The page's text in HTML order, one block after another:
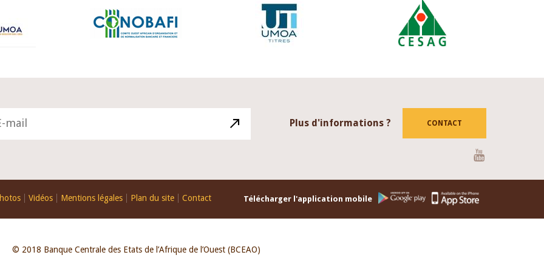
Plus d'informations ? CONTACT
Vidéos Mentions légales Plan du site Contact Télécharger l'application mobile
© 2018 Banque Centrale des Etats de l’Afrique de l’Ouest (BCEAO)